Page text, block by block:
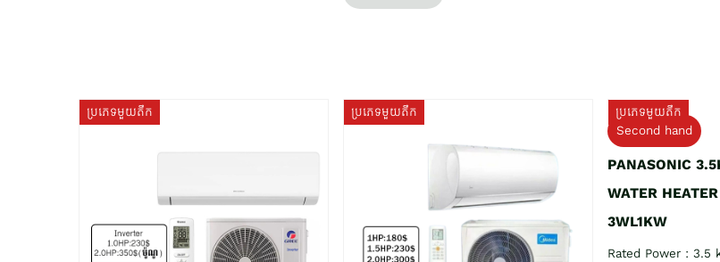
ប្រភេទមួយតឹក ប្រភេទមួយតឹក
ប្រភេទមួយតឹក
Second hand
PANASONIC
WATER
3WL1KW
Rated Power : 3.5